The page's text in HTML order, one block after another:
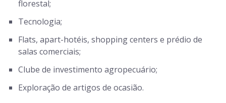
florestal;
Tecnologia;
Flats, apart-hotéis, shopping centers e prédio de
salas comerciais;
Clube de investimento agropecuário;
Exploração de artigos de ocasião.